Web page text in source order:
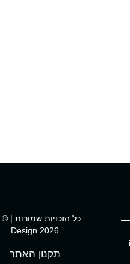
Design 2026
תקנון האתר